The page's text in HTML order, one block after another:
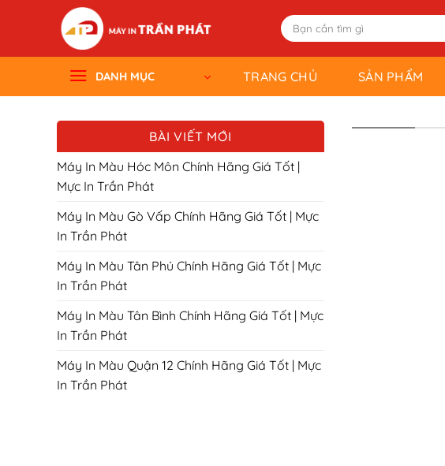
Tìm
kiếm:
DANH MỤC TRANG CHỦ SẢN PHẨM
BÀI VIẾT MỚI
Máy In Màu Hóc Môn Chính Hãng Giá Tốt |
Mực In Trần Phát
Máy In Màu Gò Vấp Chính Hãng Giá Tốt | Mực
In Trần Phát
Máy In Màu Tân Phú Chính Hãng Giá Tốt | Mực
In Trần Phát
Máy In Màu Tân Bình Chính Hãng Giá Tốt | Mực
In Trần Phát
Máy In Màu Quận 12 Chính Hãng Giá Tốt | Mực
In Trần Phát